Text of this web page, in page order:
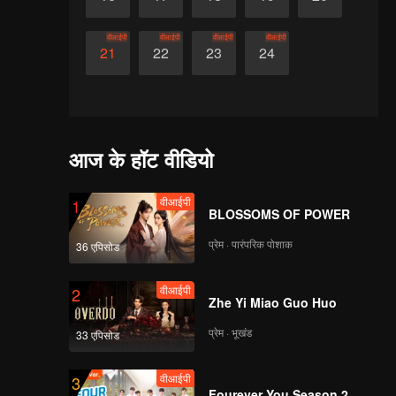
21
वीआईपी
22
वीआईपी
23
वीआईपी
24
वीआईपी
आज के हॉट वीडियो
1
36 एपिसोड
वीआईपी
BLOSSOMS OF POWER
प्रेम · पारंपरिक पोशाक
2
33 एपिसोड
वीआईपी
Zhe Yi Miao Guo Huo
प्रेम · भूखंड
3 वीआईपी